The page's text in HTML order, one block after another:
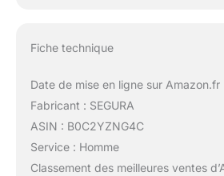
Fiche technique
Date de mise en ligne sur
Fabricant : SEGURA
ASIN : B0C2YZNG4C
Service : Homme
Classement des meilleures ventes